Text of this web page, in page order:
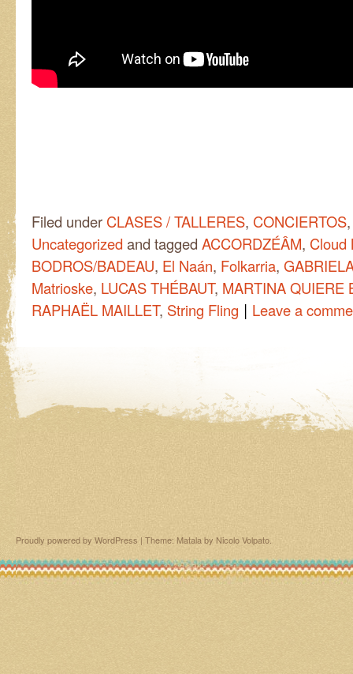
Filed under CLASES / TALLERES, CONCIERTOS
Uncategorized and tagged ACCORDZÉÂM, Cloud
BODROS/BADEAU, El Naán, Folkarria,
Matrioske, LUCAS THÉBAUT, MARTINA QUIERE
RAPHAËL MAILLET, String Fling | Leave a
Proudly powered by WordPress | Theme: Matala by Nicolo Volpato